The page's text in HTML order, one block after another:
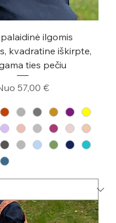
ilgomis
kvadratine iškirpte,
ties pečiu
57,00 €kaina